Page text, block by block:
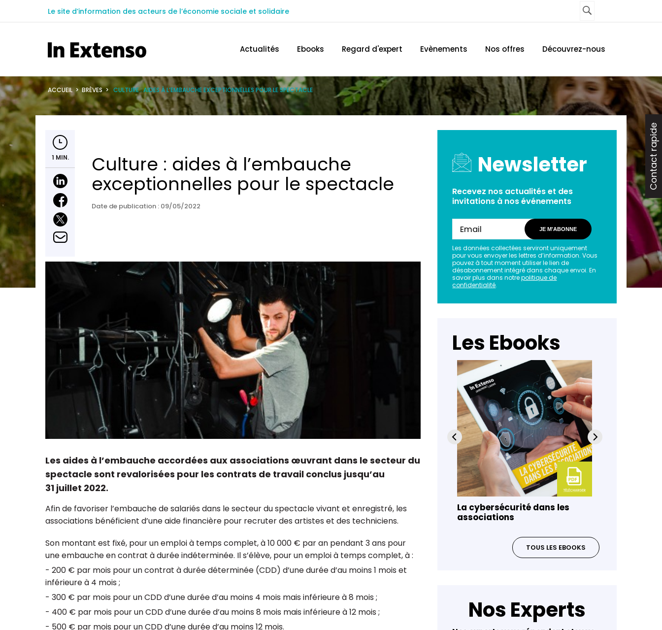
Le site d’information des acteurs de l’économie sociale et solidaire
Actualités Ebooks Regard d'expert Evènements Nos offres Découvrez-nous
ACCUEIL>BRÈVES> CULTURE : AIDES À L’EMBAUCHE EXCEPTIONNELLES POUR LE SPECTACLE
1 MIN. Culture : aides à l’embauche
exceptionnelles pour le spectacle
Date de publication : 09/05/2022
Les aides à l’embauche accordées aux associations œuvrant dans le secteur du
spectacle sont revalorisées pour les contrats de travail conclus jusqu’au
31 juillet 2022.
Afin de favoriser l’embauche de salariés dans le secteur du spectacle vivant et enregistré, les
associations bénéficient d’une aide financière pour recruter des artistes et des techniciens.
Son montant est fixé, pour un emploi à temps complet, à 10 000 € par an pendant 3 ans pour
une embauche en contrat à durée indéterminée. Il s’élève, pour un emploi à temps complet, à :
- 200 € par mois pour un contrat à durée déterminée (CDD) d’une durée d’au moins 1 mois et
inférieure à 4 mois ;
- 300 € par mois pour un CDD d’une durée d’au moins 4 mois mais inférieure à 8 mois ;
- 400 € par mois pour un CDD d’une durée d’au moins 8 mois mais inférieure à 12 mois ;
- 500 € par mois pour un CDD d’une durée d’au moins 12 mois.
Newsletter
Recevez nos actualités et des
invitations à nos événements
JE M'ABONNE
Les données collectées serviront uniquement
pour vous envoyer les lettres d’information. Vous
pouvez à tout moment utiliser le lien de
désabonnement intégré dans chaque envoi. En
savoir plus dans notrepolitique de
confidentialité.
Les Ebooks
et regroupement
: à quoi faut-il
Réforme du plan comptable
pour les associations &
fondations
Les 15 points clés sur le fonds de
dotation
La cybersécurité dans les
associations
TOUS LES EBOOKS
Nos Experts
Contact rapide